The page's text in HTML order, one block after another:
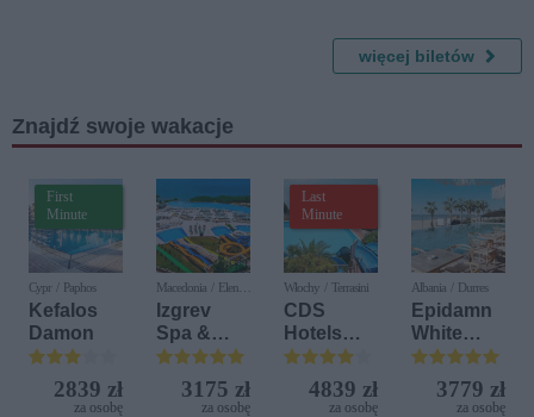
znie
więcej biletów
Znajdź swoje wakacje
First
Minute
Cypr / Paphos
Kefalos
Damon
2839 zł
za osobę
Macedonia / Elen
Kamen
Izgrev
Spa &
Aquapark
3175 zł
za osobę
Last
Minute
Włochy / Terrasini
CDS
Hotels
Terrasini
(ex. Citta
del Mare)
4839 zł
za osobę
Albania / Durres
Epidamn
White
Sensation
3779 zł
za osobę